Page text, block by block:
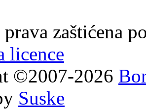
zaštićena
licence
©2007-2026
Suske